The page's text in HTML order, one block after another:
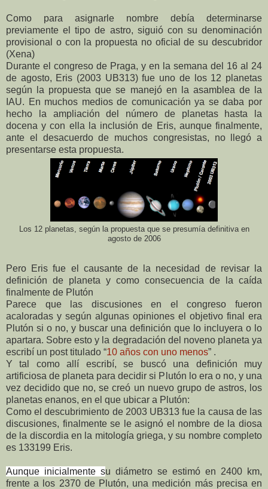
Como para asignarle nombre debía determinarse
previamente el tipo de astro, siguió con su denominación
provisional o con la propuesta no oficial de su descubridor
(Xena)
Durante el congreso de Praga, y en la semana del 16 al 24
de agosto, Eris (2003 UB313) fue uno de los 12 planetas
según la propuesta que se manejó en la asamblea de la
IAU. En muchos medios de comunicación ya se daba por
hecho la ampliación del número de planetas hasta la
docena y con ella la inclusión de Eris, aunque finalmente,
ante el desacuerdo de muchos congresistas, no llegó a
presentarse esta propuesta.
Los 12 planetas, según la propuesta que se presumía definitiva en
agosto de 2006
Pero Eris fue el causante de la necesidad de revisar la
definición de planeta y como consecuencia de la caída
finalmente de Plutón
Parece que las discusiones en el congreso fueron
acaloradas y según algunas opiniones el objetivo final era
Plutón si o no, y buscar una definición que lo incluyera o lo
apartara. Sobre esto y la degradación del noveno planeta ya
escribí un post titulado “10 años con uno menos” .
Y tal como allí escribí, se buscó una definición muy
artificiosa de planeta para decidir si Plutón lo era o no, y una
vez decidido que no, se creó un nuevo grupo de astros, los
planetas enanos, en el que ubicar a Plutón:
Como el descubrimiento de 2003 UB313 fue la causa de las
discusiones, finalmente se le asignó el nombre de la diosa
de la discordia en la mitología griega, y su nombre completo
es 133199 Eris.
Aunque inicialmente su diámetro se estimó en 2400 km,
frente a los 2370 de Plutón, una medición más precisa en